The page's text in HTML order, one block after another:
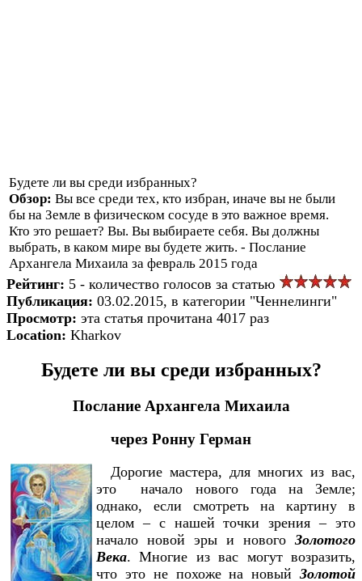
Будете ли вы среди избранных?
Обзор: Вы все среди тех, кто избран, иначе вы не были
бы на Земле в физическом сосуде в это важное время.
Кто это решает? Вы. Вы выбираете себя. Вы должны
выбрать, в каком мире вы будете жить. - Послание
Архангела Михаила за февраль 2015 года
Рейтинг: 5 - количество голосов за статью
Публикация: 03.02.2015, в категории "Ченнелинги"
Просмотр: эта статья прочитана 4017 раз
Location: Kharkov
Будете ли вы среди избранных?
Послание Архангела Михаила
через Ронну Герман
Дорогие мастера, для многих из вас,
это начало нового года на Земле;
однако, если смотреть на картину в
целом – с нашей точки зрения – это
начало новой эры и нового Золотого
Века. Многие из вас могут возразить,
что это не похоже на новый Золотой